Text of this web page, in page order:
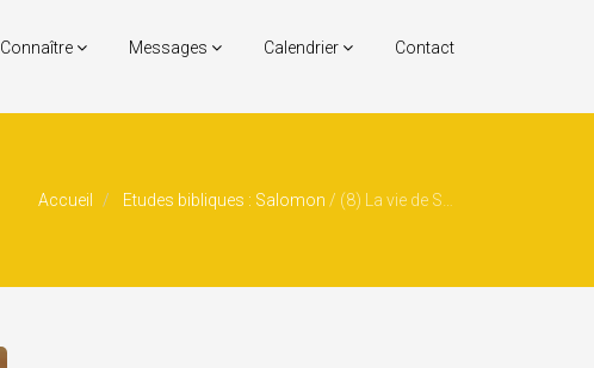
Connaître Messages Calendrier Contact
Accueil Etudes bibliques : Salomon / (8) La vie de Salomon – Ses premières décisions : Exécution de Joab (suite)